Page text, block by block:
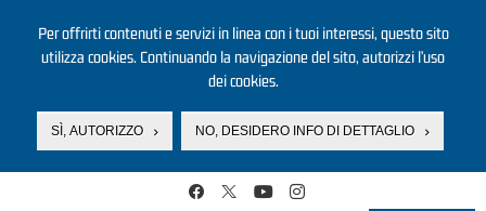
Per offrirti contenuti e servizi in linea con i tuoi interessi, questo sito
utilizza cookies. Continuando la navigazione del sito, autorizzi l’uso
dei cookies.
SÌ, AUTORIZZO NO, DESIDERO INFO DI DETTAGLIO